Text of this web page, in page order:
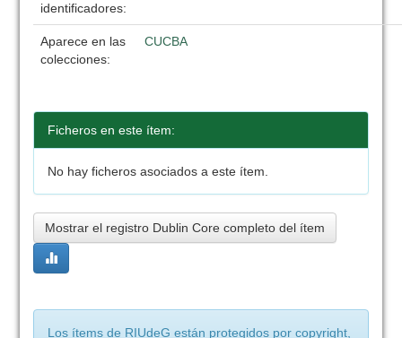
identificadores:
Aparece en las
colecciones:
CUCBA
Ficheros en este ítem:
No hay ficheros asociados a este ítem.
Mostrar el registro Dublin Core completo del ítem
Los ítems de RIUdeG están protegidos por copyright,